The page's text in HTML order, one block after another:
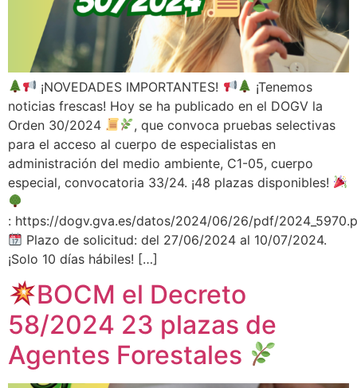
¡NOVEDADES IMPORTANTES!
¡Tenemos
noticias frescas! Hoy se ha publicado en el DOGV la
Orden 30/2024
, que convoca pruebas selectivas
para el acceso al cuerpo de especialistas en
administración del medio ambiente, C1-05, cuerpo
especial, convocatoria 33/24. ¡48 plazas disponibles!
: https://dogv.gva.es/datos/2024/06/26/pdf/
Plazo de solicitud: del 27/06/2024 al 10/07/2024.
¡Solo 10 días hábiles! […]
BOCM el Decreto
58/2024 23 plazas de
Agentes Forestales